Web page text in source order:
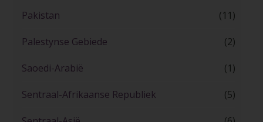
Pakistan (11)
Palestynse Gebiede (2)
Saoedi-Arabië (1)
Sentraal-Afrikaanse Republiek (5)